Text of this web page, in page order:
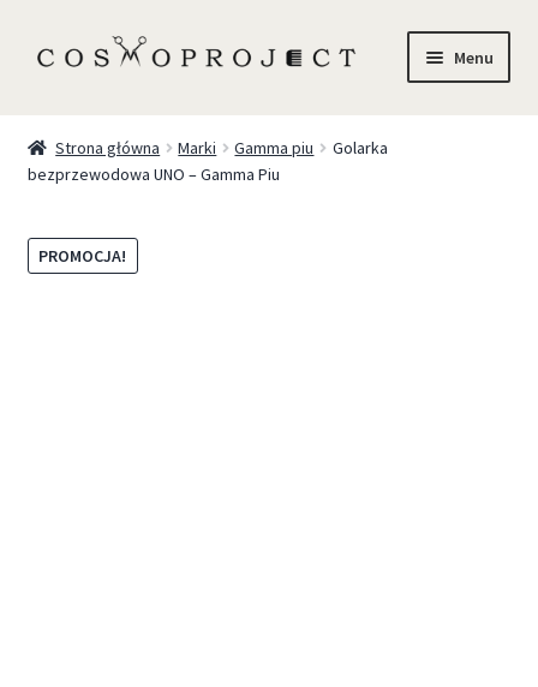
Menu
Marki
Trychologia
Strona główna Marki Gamma piu
Golarka
bezprzewodowa UNO – Gamma Piu
PROMOCJA!